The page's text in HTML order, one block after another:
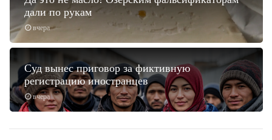
вчера
дали по рукам
вчера
Суд вынес приговор за фиктивную
регистрацию иностранцев